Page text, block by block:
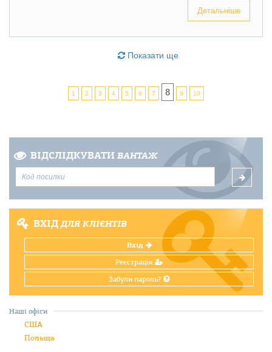
Детальніше
Показати ще
1 2 3 4 5 6 7 8 9 10
ВІДСЛІДКУВАТИ ВАНТАЖ
ВХІДДЛЯ КЛІЄНТІВ
Вхід
Реєстрація
Забули пароль?
Наші офіси
США
Польща